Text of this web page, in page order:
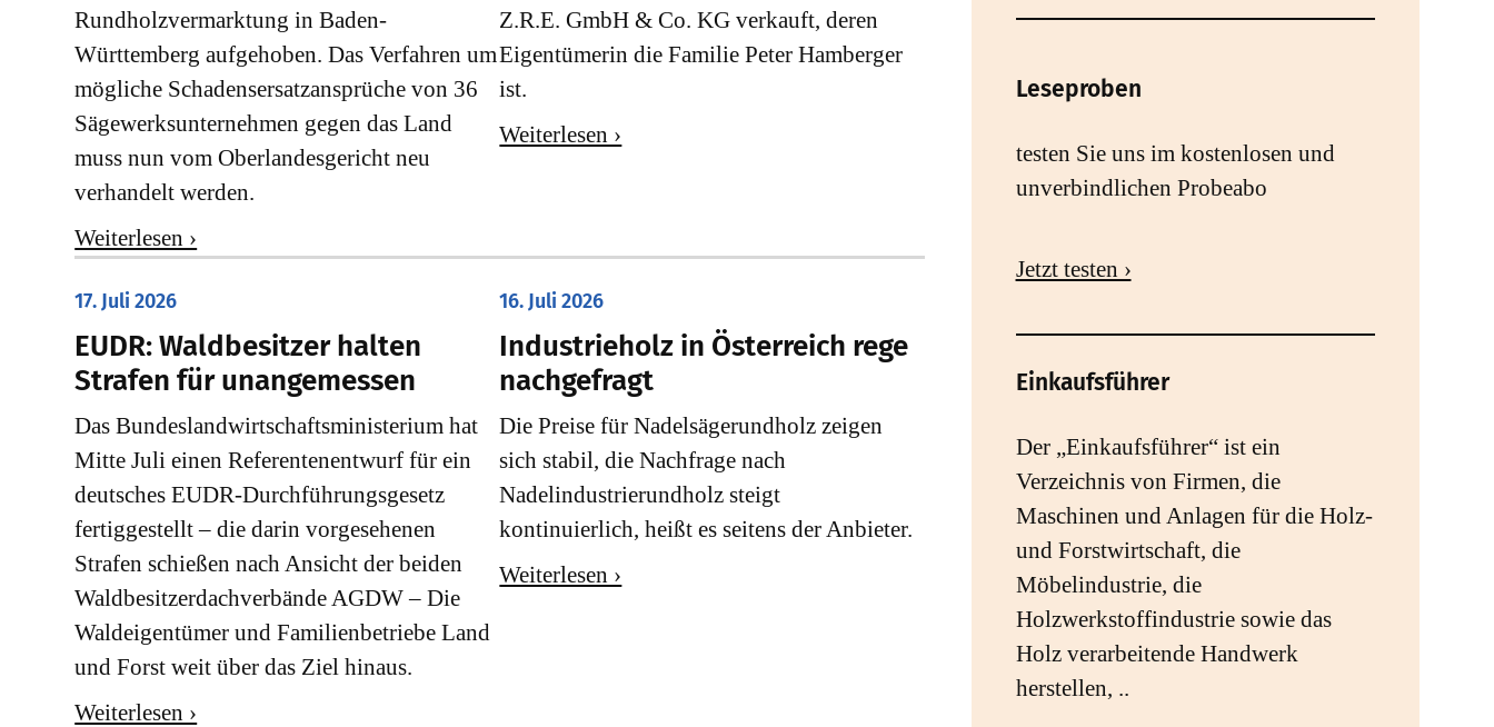
Rundholzvermarktung in Baden-
Württemberg aufgehoben. Das Verfahren um
mögliche Schadensersatzansprüche von 36
Sägewerksunternehmen gegen das Land
muss nun vom Oberlandesgericht neu
verhandelt werden.
Weiterlesen ›
Z.R.E. GmbH & Co. KG verkauft, deren
Eigentümerin die Familie Peter Hamberger
ist.
Weiterlesen ›
17. Juli 2026
EUDR: Waldbesitzer halten
Strafen für unangemessen
Das Bundeslandwirtschaftsministerium hat
Mitte Juli einen Referentenentwurf für ein
deutsches EUDR-Durchführungsgesetz
fertiggestellt – die darin vorgesehenen
Strafen schießen nach Ansicht der beiden
Waldbesitzerdachverbände AGDW – Die
Waldeigentümer und Familienbetriebe Land
und Forst weit über das Ziel hinaus.
Weiterlesen ›
16. Juli 2026
Industrieholz in Österreich rege
nachgefragt
Die Preise für Nadelsägerundholz zeigen
sich stabil, die Nachfrage nach
Nadelindustrierundholz steigt
kontinuierlich, heißt es seitens der Anbieter.
Weiterlesen ›
Leseproben
testen Sie uns im kostenlosen und
unverbindlichen Probeabo
Jetzt testen ›
Einkaufsführer
Der „Einkaufsführer“ ist ein
Verzeichnis von Firmen, die
Maschinen und Anlagen für die Holz-
und Forstwirtschaft, die
Möbelindustrie, die
Holzwerkstoffindustrie sowie das
Holz verarbeitende Handwerk
herstellen, ..